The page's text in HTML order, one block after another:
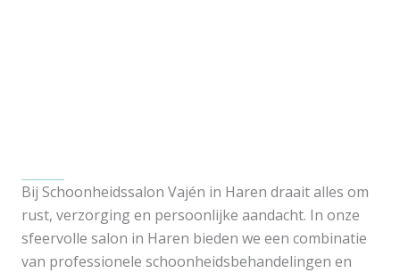
Bij Schoonheidssalon Vajén in Haren draait alles om
rust, verzorging en persoonlijke aandacht. In onze
sfeervolle salon in Haren bieden we een combinatie
van professionele schoonheidsbehandelingen en